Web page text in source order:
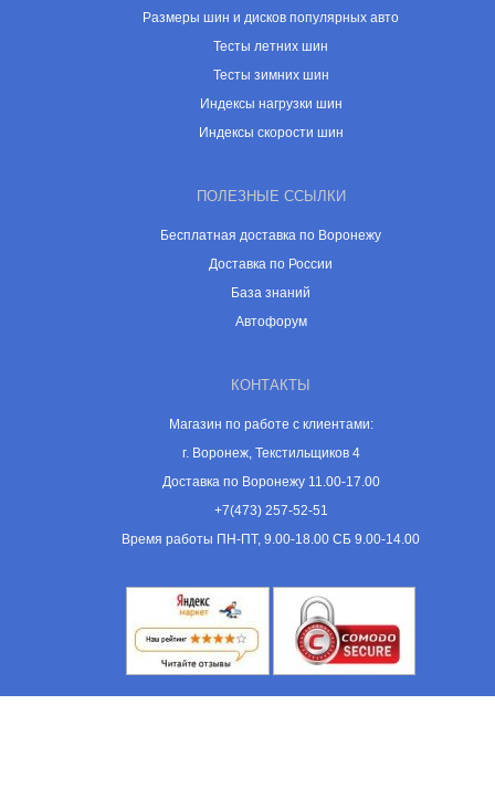
Размеры шин и дисков популярных авто
Тесты летних шин
Тесты зимних шин
Индексы нагрузки шин
Индексы скорости шин
ПОЛЕЗНЫЕ ССЫЛКИ
Бесплатная доставка по Воронежу
Доставка по России
База знаний
Автофорум
КОНТАКТЫ
Магазин по работе с клиентами:
г. Воронеж, Текстильщиков 4
Доставка по Воронежу 11.00-17.00
+7(473) 257-52-51
Время работы ПН-ПТ, 9.00-18.00 СБ 9.00-14.00